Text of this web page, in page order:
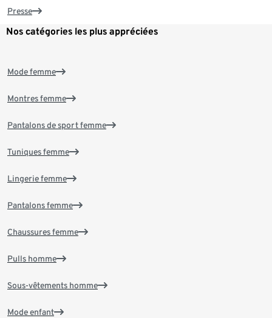
Presse
Nos catégories les plus appréciées
Mode femme
Montres femme
Pantalons de sport femme
Tuniques femme
Lingerie femme
Pantalons femme
Chaussures femme
Pulls homme
Sous-vêtements homme
Mode enfant